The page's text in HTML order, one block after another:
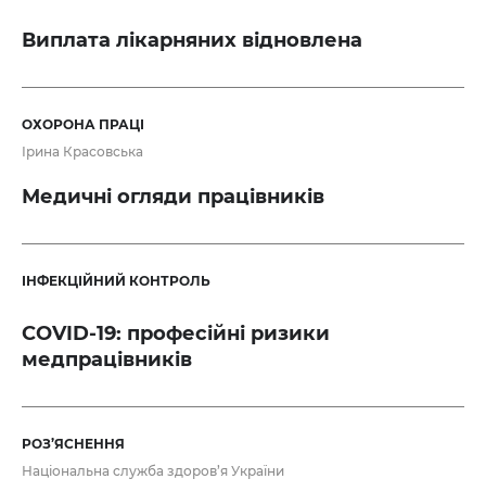
Виплата лікарняних відновлена
ОХОРОНА ПРАЦІ
Ірина Красовська
Медичні огляди працівників
ІНФЕКЦІЙНИЙ КОНТРОЛЬ
COVID-19: професійні ризики
медпрацівників
РОЗ’ЯСНЕННЯ
Національна служба здоров’я України